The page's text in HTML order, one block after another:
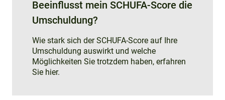
Beeinflusst mein SCHUFA-Score die
Umschuldung?
Wie stark sich der SCHUFA-Score auf Ihre
Umschuldung auswirkt und welche
Möglichkeiten Sie trotzdem haben, erfahren
Sie hier.